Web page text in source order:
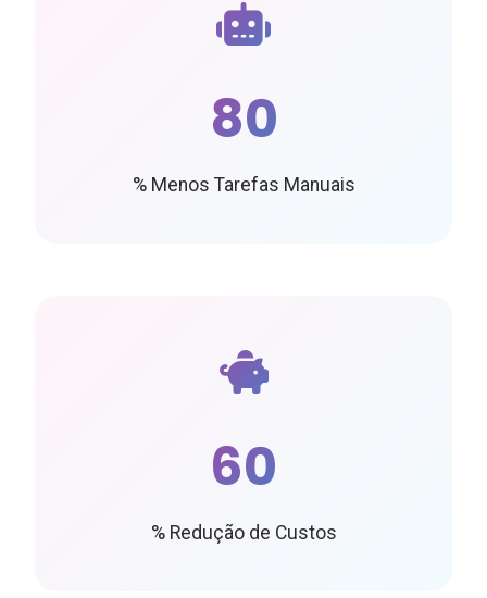
80
% Menos Tarefas Manuais
60
% Redução de Custos